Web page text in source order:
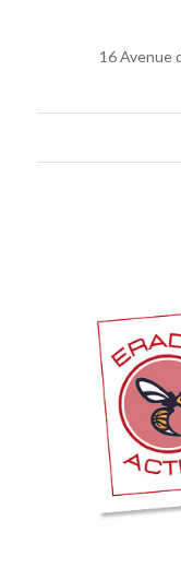
16 Avenue